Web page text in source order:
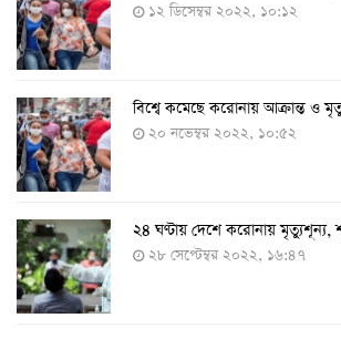
১২ ডিসেম্বর ২০২২, ১০:১২
বিশ্বে কমেছে করোনায় আক্রান্ত ও
২০ নভেম্বর ২০২২, ১০:৫২
২৪ ঘণ্টায় দেশে করোনায় মৃত্যুশূন্য,
২৮ সেপ্টেম্বর ২০২২, ১৬:৪৭